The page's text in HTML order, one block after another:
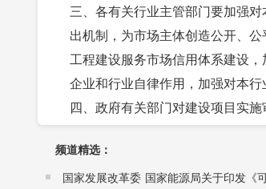
三、各有关行业主管部门要加强
出机制，为市场主体创造公开、
工程建设服务市场信用体系建设
企业和行业自律作用，加强对本行
四、政府有关部门对建设项目实
审费用等由委托评估评审的项目
五、各级价格主管部门要加强对
成本，以及串通涨价、价格欺诈
频道精选：